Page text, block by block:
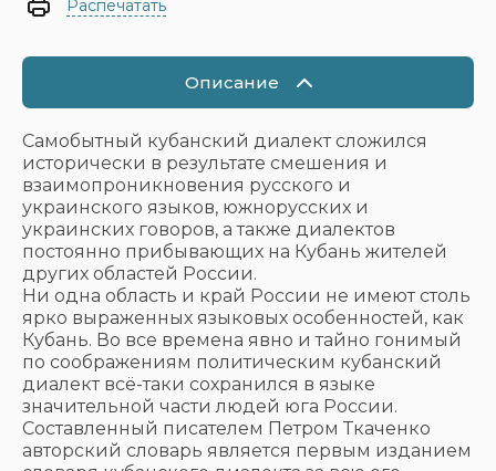
Распечатать
Описание
Самобытный кубанский диалект сложился
исторически в результате смешения и
взаимопроникновения русского и
украинского языков, южнорусских и
украинских говоров, а также диалектов
постоянно прибывающих на Кубань жителей
других областей России.
Ни одна область и край России не имеют столь
ярко выраженных языковых особенностей, как
Кубань. Во все времена явно и тайно гонимый
по соображениям политическим кубанский
диалект всё-таки сохранился в языке
значительной части людей юга России.
Составленный писателем Петром Ткаченко
авторский словарь является первым изданием